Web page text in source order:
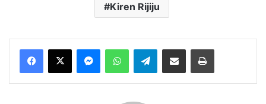
Kiren Rijiju
MessengerWhatsAppTelegramShare via Email Print